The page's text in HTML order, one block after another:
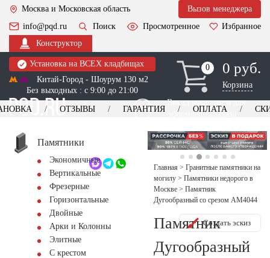
Москва и Московская область
Вызов менеджера
info@pqd.ru
Поиск Просмотренное
Избранное
Конструктор
Установка на ВСЕХ кладбищах
Китай-Город - Шоурум 130 м2
Без выходных : с 9:00 до 21:00
0
0 0 руб.
Корзина
Выезд менеджера для
оформления заказа
+7 (495) 518-44-23
Обратный звонок
ОТЗЫВЫ ГАРАНТИЯ ОПЛАТА
Памятники
Экономичные
Вертикальные
Фрезерные
Горизонтальные
Двойные
Арки и Колонны
Элитные
С крестом
Главная > Гранитные памятники на
могилу > Памятники недорого в
Москве > Памятник
Дугообразный со срезом AM4044
Памятник
Дугообразный
Создать эскиз